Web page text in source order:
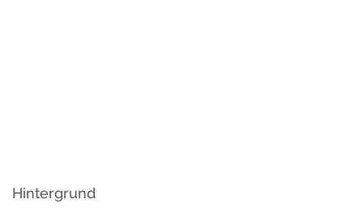
Hintergrund